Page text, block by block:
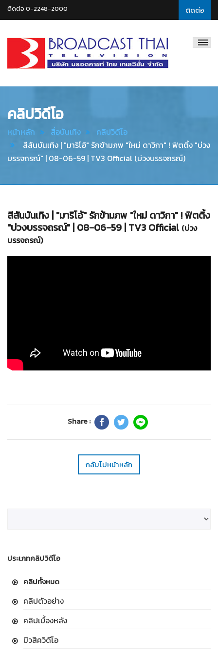
ติดต่อ
ติดต่อ 0-2248-2000
Thai
คลิปวิดีโอ
หน้าหลัก สื่อบันเทิง
คลิปวิดีโอ
สีสันบันเทิง | "มาริโอ้" รักข้ามภพ "ใหม่ ดาวิกา" ! ฟิตติ้ง "บ่วง
บรรจถรณ์" | 08-06-59 | TV3 Official (บ่วงบรรจถรณ์)
สีสันบันเทิง | "มาริโอ้" รักข้ามภพ "ใหม่ ดาวิกา" ! ฟิตติ้ง
"บ่วงบรรจถรณ์" | 08-06-59 | TV3 Official (บ่วง
บรรจถรณ์)
Share :
กลับไปหน้าหลัก
ประเภทคลิปวิดีโอ
คลิปทั้งหมด
คลิปตัวอย่าง
คลิปเบื้องหลัง
มิวสิควิดีโอ